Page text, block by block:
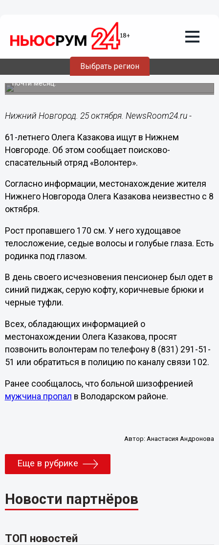
Выбрать регион
25.10.202020:53
61-летний Олег Казаков пропал в
Нижнем Новгороде
О судьбе пожилого нижегородца ничего неизвестно
почти месяц.
Нижний Новгород. 25 октября. NewsRoom24.ru -
61-летнего Олега Казакова ищут в Нижнем
Новгороде. Об этом сообщает поисково-
спасательный отряд «Волонтер».
Согласно информации, местонахождение жителя
Нижнего Новгорода Олега Казакова неизвестно с 8
октября.
Рост пропавшего 170 см. У него худощавое
телосложение, седые волосы и голубые глаза. Есть
родинка под глазом.
В день своего исчезновения пенсионер был одет в
синий пиджак, серую кофту, коричневые брюки и
черные туфли.
Всех, обладающих информацией о
местонахождении Олега Казакова, просят
позвонить волонтерам по телефону 8 (831) 291-51-
51 или обратиться в полицию по каналу связи 102.
Ранее сообщалось, что больной шизофренией
мужчина пропал в Володарском районе.
Автор: Анастасия Андронова
Еще в рубрике
Новости партнёров
ТОП новостей